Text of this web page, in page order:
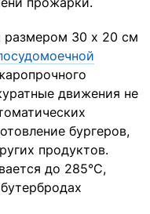
размером 30 x 20 см
движения не
бургеров,
продуктов.
до 285°C,